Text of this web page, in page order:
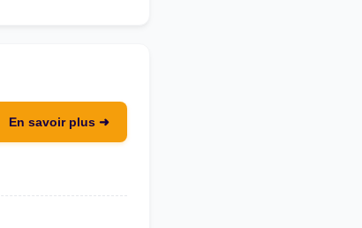
En savoir plus ➜